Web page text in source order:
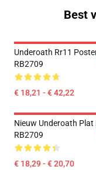
Best
Underoath Rr11
RB2709
€ 18,21 - € 42,22
Nieuw Underoath Plat
RB2709
€ 18,29 - € 20,70